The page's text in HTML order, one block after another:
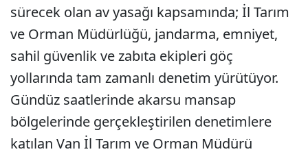
sürecek olan av yasağı kapsamında; İl Tarım
ve Orman Müdürlüğü, jandarma, emniyet,
sahil güvenlik ve zabıta ekipleri göç
yollarında tam zamanlı denetim yürütüyor.
Gündüz saatlerinde akarsu mansap
bölgelerinde gerçekleştirilen denetimlere
katılan Van İl Tarım ve Orman Müdürü